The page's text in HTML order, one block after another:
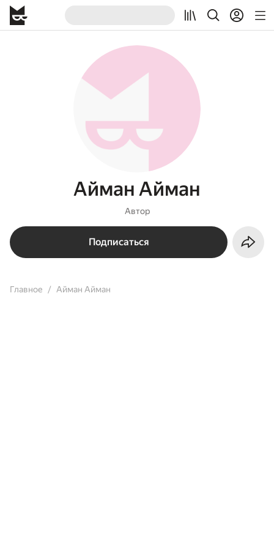
Айман Айман
Автор
Подписаться
Главное Айман Айман